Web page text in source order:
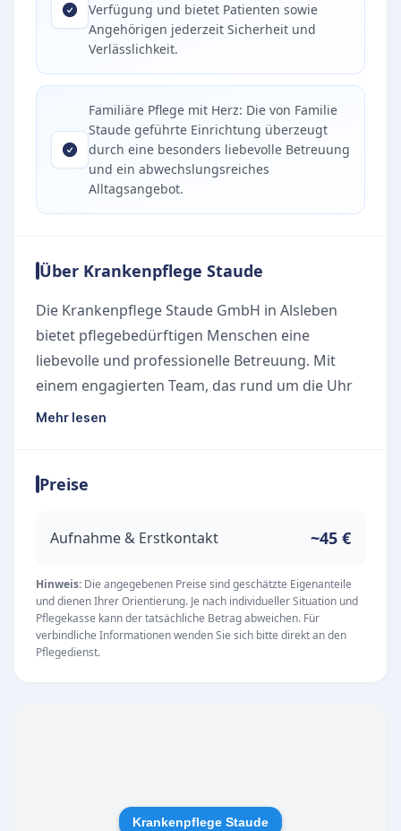
Verfügung und bietet Patienten sowie
Angehörigen jederzeit Sicherheit und
Verlässlichkeit.
Familiäre Pflege mit Herz: Die von Familie
Staude geführte Einrichtung überzeugt
durch eine besonders liebevolle Betreuung
und ein abwechslungsreiches
Alltagsangebot.
Über Krankenpflege Staude
Die Krankenpflege Staude GmbH in Alsleben
bietet pflegebedürftigen Menschen eine
liebevolle und professionelle Betreuung. Mit
einem engagierten Team, das rund um die Uhr
an sieben Tagen in der Woche erreichbar ist,
Pflegeleistungen zeichnet sich die von der
moderne Seniorenresidenz aus, in der viel Wert
Unser Qualitätsanspruch
Um stets höchste Pflegestandards zu
gewährleisten, nimmt der Pflegedienst
regelmäßig am externen Qualitätszirkel des
Bundesverbands privater Anbieter sozialer
exzellente Pflegequalität. Das Wohl und die
Mehr lesen
Preise
Aufnahme & Erstkontakt ~45 €
Hinweis: Die angegebenen Preise sind geschätzte Eigenanteile
und dienen Ihrer Orientierung. Je nach individueller Situation und
Pflegekasse kann der tatsächliche Betrag abweichen. Für
verbindliche Informationen wenden Sie sich bitte direkt an den
Pflegedienst.
Krankenpflege Staude